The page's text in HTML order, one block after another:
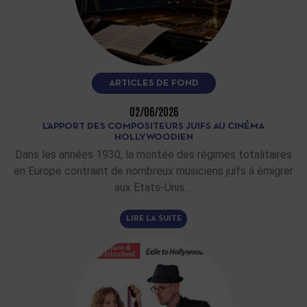
ARTICLES DE FOND
02/06/2026
L’APPORT DES COMPOSITEURS JUIFS AU CINÉMA
HOLLYWOODIEN
Dans les années 1930, la montée des régimes totalitaires
en Europe contraint de nombreux musiciens juifs à émigrer
aux Etats-Unis.…
LIRE LA SUITE